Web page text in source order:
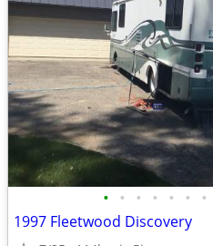
• • • • • • •
1997 Fleetwood Discovery